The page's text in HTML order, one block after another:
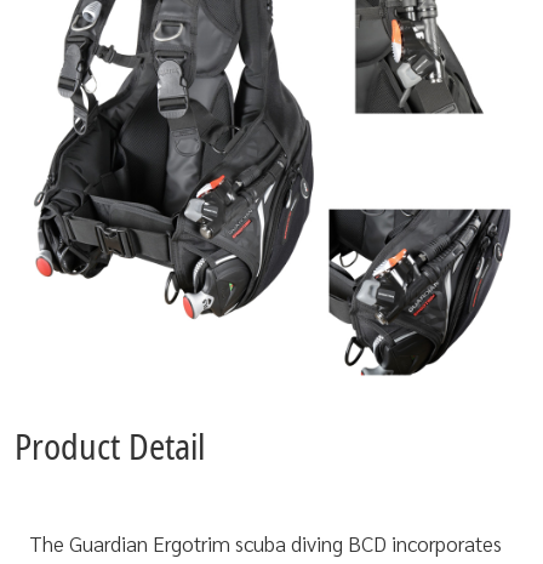
Product Detail
The Guardian Ergotrim scuba diving BCD incorporates